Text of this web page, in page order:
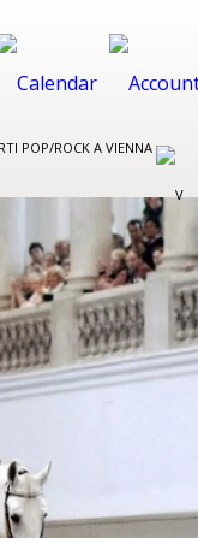
POP/ROCK A VIENNA